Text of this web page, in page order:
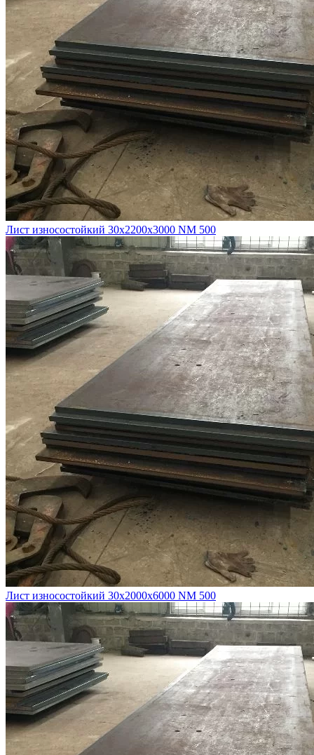
Лист износостойкий 30х2200х3000 NM 500
Лист износостойкий 30х2000х6000 NM 500